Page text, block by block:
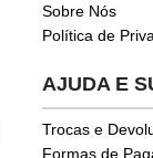
Sobre Nós
Política de
AJUDA E
Trocas e
Formas de